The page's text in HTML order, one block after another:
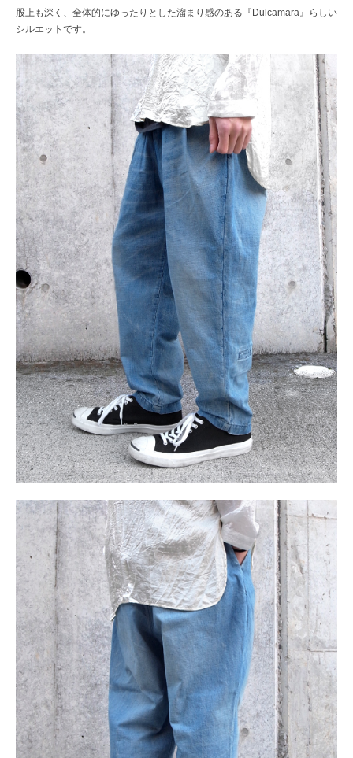
股上も深く、全体的にゆったりとした溜まり感のある『Dulcamara』らしい
シルエットです。